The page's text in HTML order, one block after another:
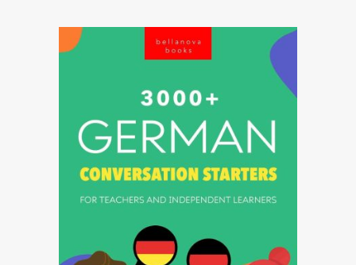
VIEW ON AMAZON